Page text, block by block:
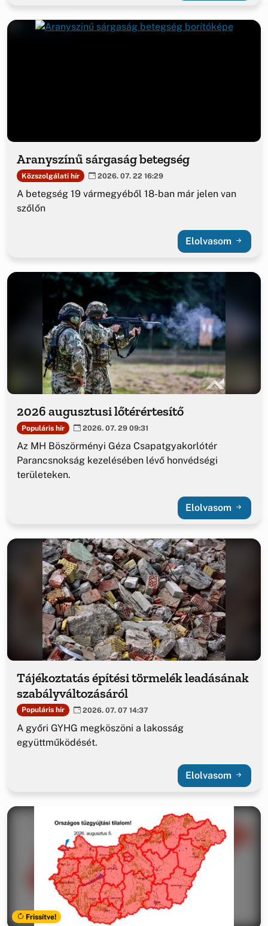
Aranyszínű sárgaság betegség
Közszolgálati hír 2026. 07. 22 16:29
A betegség 19 vármegyéből 18-ban már jelen van
szőlőn
Elolvasom
2026 augusztusi lőtérértesítő
Populáris hír 2026. 07. 29 09:31
Az MH Böszörményi Géza Csapatgyakorlótér
Parancsnokság kezelésében lévő honvédségi
területeken.
Elolvasom
Tájékoztatás építési törmelék leadásának
szabályváltozásáról
Populáris hír 2026. 07. 07 14:37
A győri GYHG megköszöni a lakosság
együttműködését.
Elolvasom
Frissítve!